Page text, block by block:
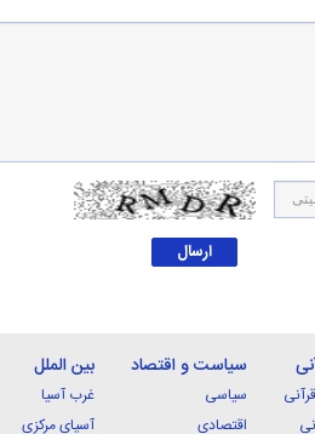
سیاست و اقتصاد
سیاسی
اقتصادی
بین الملل
غرب آسیا
آسیای مرکزی